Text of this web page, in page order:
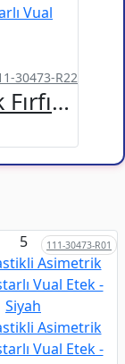
30473-R22
Beli Lastikli Asimetrik Fırfırlı Astarlı Vual Etek -Sarı
5 111-30473-R01